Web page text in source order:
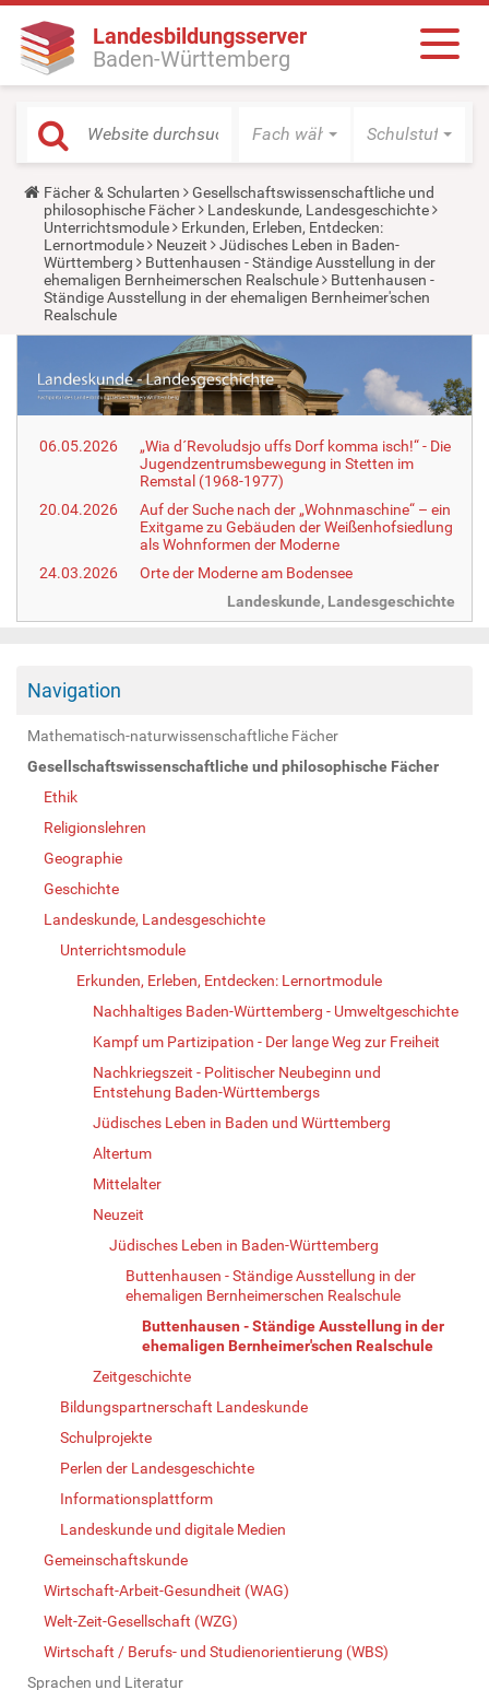
Landesbildungsserver
Baden-Württemberg
Fach wählen Schulstufe
Y
o
u
a
r
e
h
e
r
Fächer & Schularten
Gesellschaftswissenschaftliche und
philosophische Fächer
Landeskunde, Landesgeschichte
Unterrichtsmodule
Erkunden, Erleben, Entdecken:
Lernortmodule
Neuzeit
Jüdisches Leben in Baden-
Württemberg
Buttenhausen - Ständige Ausstellung in der
ehemaligen Bernheimerschen Realschule
Buttenhausen -
Ständige Ausstellung in der ehemaligen Bernheimer'schen
Realschule
06.05.2026
„Wia d´Revoludsjo uffs Dorf komma isch!“ - Die
Jugendzentrumsbewegung in Stetten im
Remstal (1968-1977)
20.04.2026
Auf der Suche nach der „Wohnmaschine“ – ein
Exitgame zu Gebäuden der Weißenhofsiedlung
als Wohnformen der Moderne
24.03.2026
Orte der Moderne am Bodensee
Landeskunde, Landesgeschichte
Navigation
Mathematisch-naturwissenschaftliche Fächer
Gesellschaftswissenschaftliche und philosophische Fächer
Ethik
Religionslehren
Geographie
Geschichte
Landeskunde, Landesgeschichte
Unterrichtsmodule
Erkunden, Erleben, Entdecken: Lernortmodule
Nachhaltiges Baden-Württemberg - Umweltgeschichte
Kampf um Partizipation - Der lange Weg zur Freiheit
Nachkriegszeit - Politischer Neubeginn und
Entstehung Baden-Württembergs
Jüdisches Leben in Baden und Württemberg
Altertum
Mittelalter
Neuzeit
Jüdisches Leben in Baden-Württemberg
Buttenhausen - Ständige Ausstellung in der
ehemaligen Bernheimerschen Realschule
Buttenhausen - Ständige Ausstellung in der
ehemaligen Bernheimer'schen Realschule
Zeitgeschichte
Bildungspartnerschaft Landeskunde
Schulprojekte
Perlen der Landesgeschichte
Informationsplattform
Landeskunde und digitale Medien
Gemeinschaftskunde
Wirtschaft-Arbeit-Gesundheit (WAG)
Welt-Zeit-Gesellschaft (WZG)
Wirtschaft / Berufs- und Studienorientierung (WBS)
Sprachen und Literatur